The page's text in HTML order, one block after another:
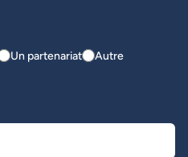
Un partenariat Autre